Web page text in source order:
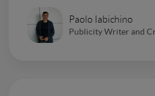
Paolo Iabichino
Publicity Writer and